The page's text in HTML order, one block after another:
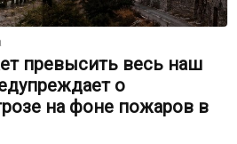
превысить весь наш
о
на фоне пожаров в